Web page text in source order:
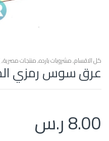
كل الاقسام,مشروبات بارده,منتجات مصرية,
عرق سوس رمزي
8.00ر.س